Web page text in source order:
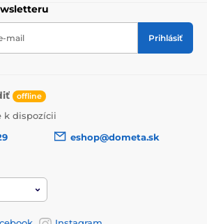
mail Prihlásiť
offline
k dispozícii
eshop@dometa.sk